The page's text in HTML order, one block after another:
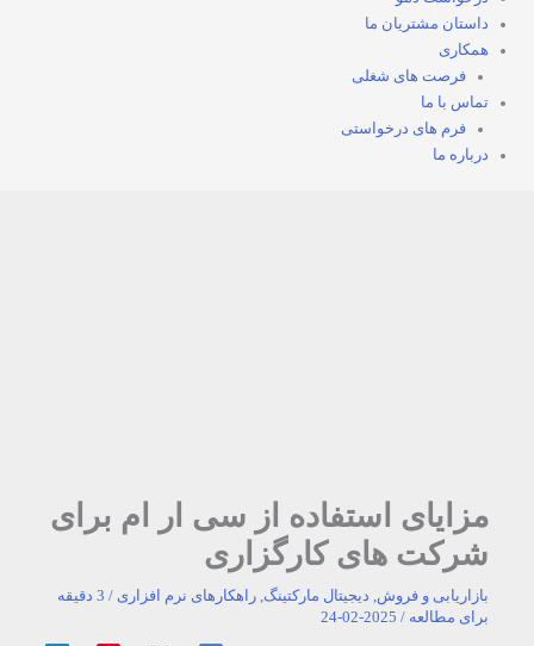
داستان مشتریان ما
همکاری
فرصت های شغلی
تماس با ما
فرم های درخواستی
درباره ما
مزایای استفاده از سی ار ام برای
شرکت های کارگزاری
بازاریابی و فروش,دیجیتال مارکتینگ ,راهکارهای نرم افزاری/ 3 دقیقه
برای مطالعه/
2025-02-24